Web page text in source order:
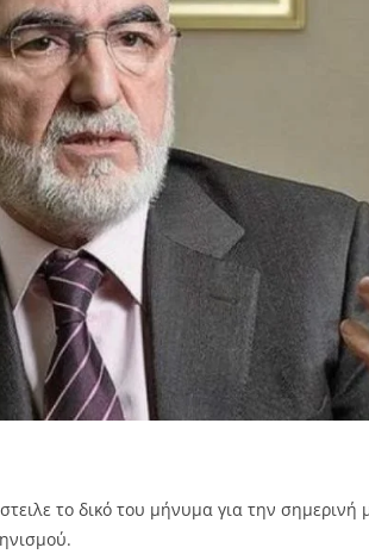
το δικό του μήνυμα για την σημερινή